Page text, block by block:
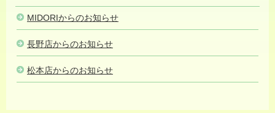
MIDORIからのお知らせ
長野店からのお知らせ
松本店からのお知らせ